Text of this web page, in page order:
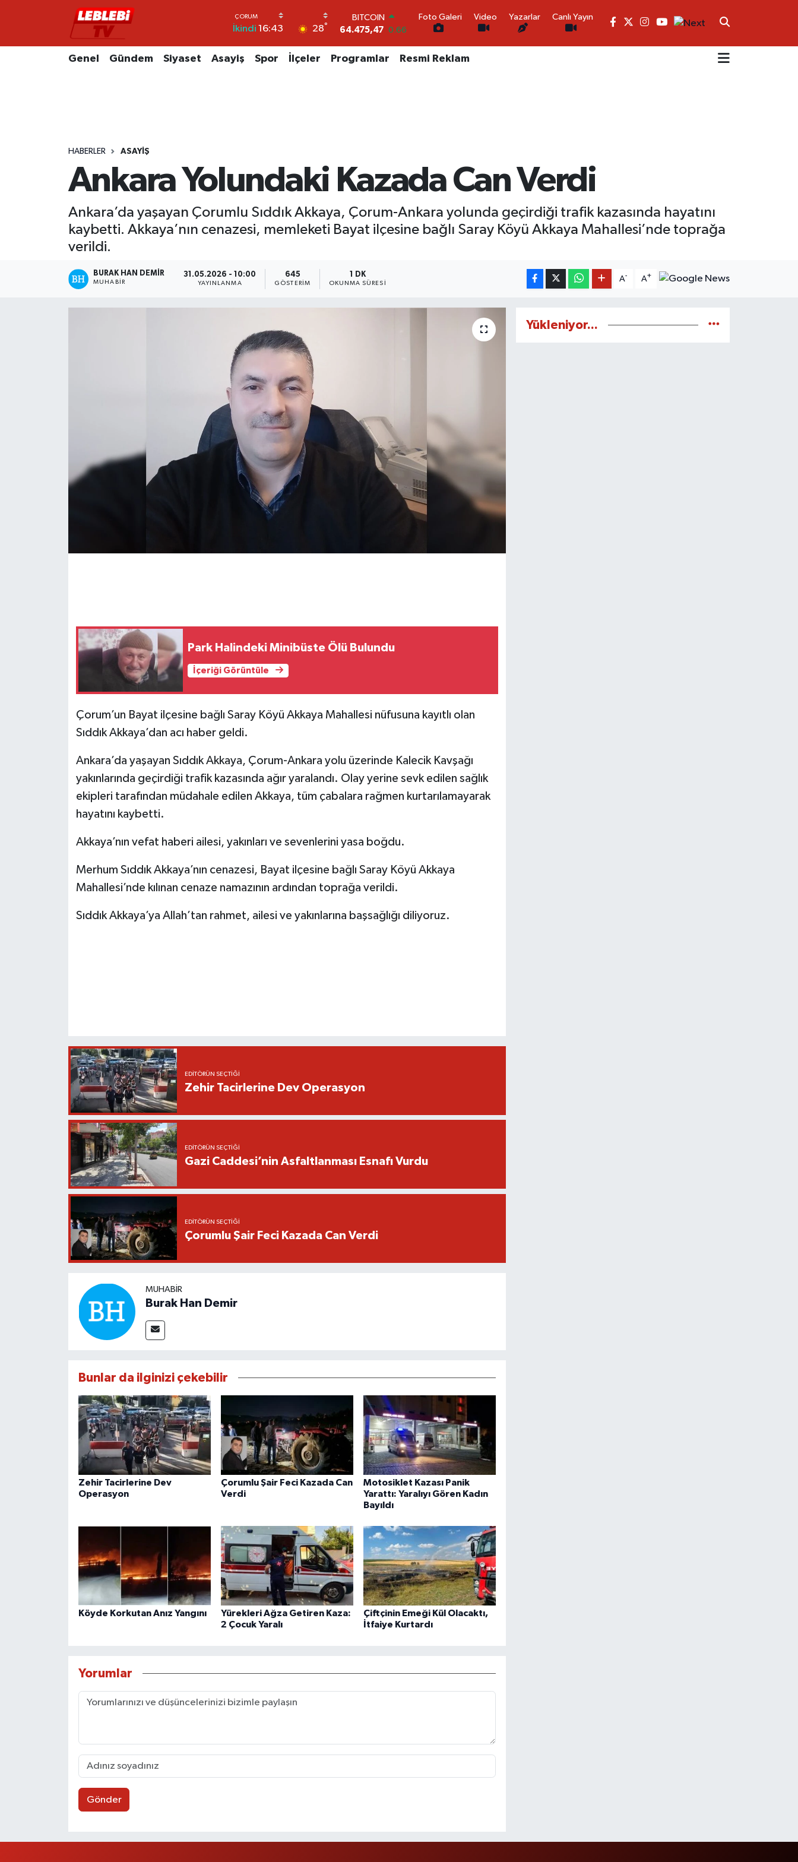
İkindi 16:43 28°
64.475,47
DOLAR
47,5986 0.06
EURO
Foto Galeri Video Yazarlar Canlı Yayın
Genel Gündem Siyaset Asayiş Spor İlçeler Programlar Resmi Reklam
HABERLER ASAYIŞ
Ankara Yolundaki Kazada Can Verdi
Ankara’da yaşayan Çorumlu Sıddık Akkaya, Çorum-Ankara yolunda geçirdiği trafik kazasında hayatını
kaybetti. Akkaya’nın cenazesi, memleketi Bayat ilçesine bağlı Saray Köyü Akkaya Mahallesi’nde toprağa
verildi.
BURAK HAN DEMIR
MUHABIR
31.05.2026 - 10:00
YAYINLANMA
645
GÖSTERIM
1 DK
OKUNMA SÜRESI
A- A+
Park Halindeki Minibüste Ölü Bulundu
İçeriği Görüntüle
Çorum’un Bayat ilçesine bağlı Saray Köyü Akkaya Mahallesi nüfusuna kayıtlı olan
Sıddık Akkaya’dan acı haber geldi.
Ankara’da yaşayan Sıddık Akkaya, Çorum-Ankara yolu üzerinde Kalecik Kavşağı
yakınlarında geçirdiği trafik kazasında ağır yaralandı. Olay yerine sevk edilen sağlık
ekipleri tarafından müdahale edilen Akkaya, tüm çabalara rağmen kurtarılamayarak
hayatını kaybetti.
Akkaya’nın vefat haberi ailesi, yakınları ve sevenlerini yasa boğdu.
Merhum Sıddık Akkaya’nın cenazesi, Bayat ilçesine bağlı Saray Köyü Akkaya
Mahallesi’nde kılınan cenaze namazının ardından toprağa verildi.
Sıddık Akkaya’ya Allah’tan rahmet, ailesi ve yakınlarına başsağlığı diliyoruz.
EDITÖRÜN SEÇTIĞI
Zehir Tacirlerine Dev Operasyon
EDITÖRÜN SEÇTIĞI
Gazi Caddesi’nin Asfaltlanması Esnafı Vurdu
EDITÖRÜN SEÇTIĞI
Çorumlu Şair Feci Kazada Can Verdi
MUHABIR
Burak Han Demir
Bunlar da ilginizi çekebilir
Zehir Tacirlerine Dev
Operasyon
Çorumlu Şair Feci Kazada Can
Verdi
Motosiklet Kazası Panik
Yarattı: Yaralıyı Gören Kadın
Bayıldı
Köyde Korkutan Anız Yangını
Yürekleri Ağza Getiren Kaza:
2 Çocuk Yaralı
Çiftçinin Emeği Kül Olacaktı,
İtfaiye Kurtardı
Yorumlar
Gönder
Yükleniyor...
Hava Durumu
Tüm Manşetler
Haber Arşivi